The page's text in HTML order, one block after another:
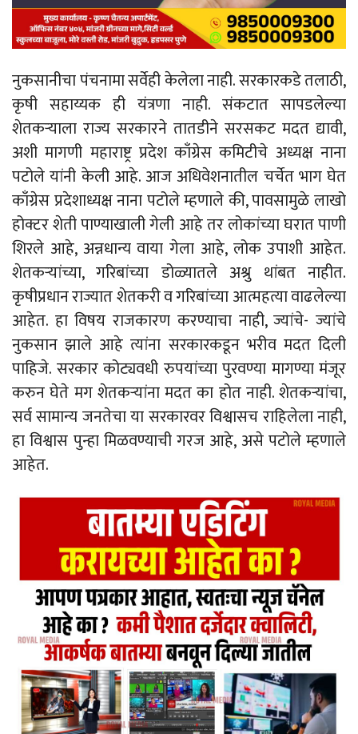
नुकसानीचा पंचनामा सर्वेही केलेला नाही. सरकारकडे तलाठी,
कृषी सहाय्यक ही यंत्रणा नाही. संकटात सापडलेल्या
शेतकऱ्याला राज्य सरकारने तातडीने सरसकट मदत द्यावी,
अशी मागणी महाराष्ट्र प्रदेश काँग्रेस कमिटीचे अध्यक्ष नाना
पटोले यांनी केली आहे. आज अधिवेशनातील चर्चेत भाग घेत
काँग्रेस प्रदेशाध्यक्ष नाना पटोले म्हणाले की, पावसामुळे लाखो
होक्टर शेती पाण्याखाली गेली आहे तर लोकांच्या घरात पाणी
शिरले आहे, अन्नधान्य वाया गेला आहे, लोक उपाशी आहेत.
शेतकऱ्यांच्या, गरिबांच्या डोळ्यातले अश्रु थांबत नाहीत.
कृषीप्रधान राज्यात शेतकरी व गरिबांच्या आत्महत्या वाढलेल्या
आहेत. हा विषय राजकारण करण्याचा नाही, ज्यांचे- ज्यांचे
नुकसान झाले आहे त्यांना सरकारकडून भरीव मदत दिली
पाहिजे. सरकार कोट्यवधी रुपयांच्या पुरवण्या मागण्या मंजूर
करुन घेते मग शेतकऱ्यांना मदत का होत नाही. शेतकऱ्यांचा,
सर्व सामान्य जनतेचा या सरकारवर विश्वासच राहिलेला नाही,
हा विश्वास पुन्हा मिळवण्याची गरज आहे, असे पटोले म्हणाले
आहेत.